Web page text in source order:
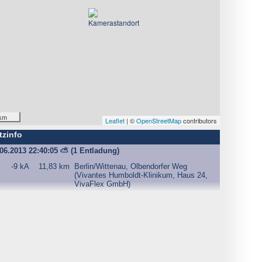
Leaflet | ©OpenStreetMapcontributors
22:40:05 ⛅ (1 Entladung)
-9 kA 11,83 km
Berlin/Wittenau, Olbendorfer Weg
(Vivantes Humboldt-Klinikum, Haus 24,
VivaFlex GmbH)